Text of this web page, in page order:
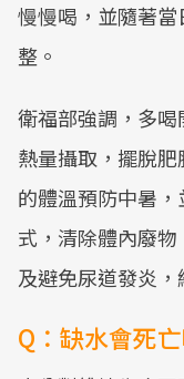
慢慢喝，並隨著
整。
衛福部強調，多
熱量攝取，擺脫
的體溫預防中暑
式，清除體內廢
及避免尿道發炎，
Q：缺水會死